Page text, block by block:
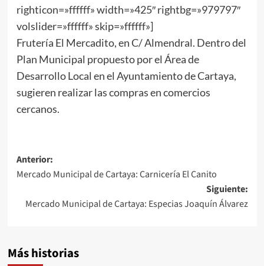
righticon=»ffffff» width=»425″ rightbg=»979797″
volslider=»ffffff» skip=»ffffff»]
Frutería El Mercadito, en C/ Almendral. Dentro del
Plan Municipal propuesto por el Área de
Desarrollo Local en el Ayuntamiento de Cartaya,
sugieren realizar las compras en comercios
cercanos.
Anterior:
Mercado Municipal de Cartaya: Carnicería El Canito
Siguiente:
Mercado Municipal de Cartaya: Especias Joaquín Álvarez
Más historias